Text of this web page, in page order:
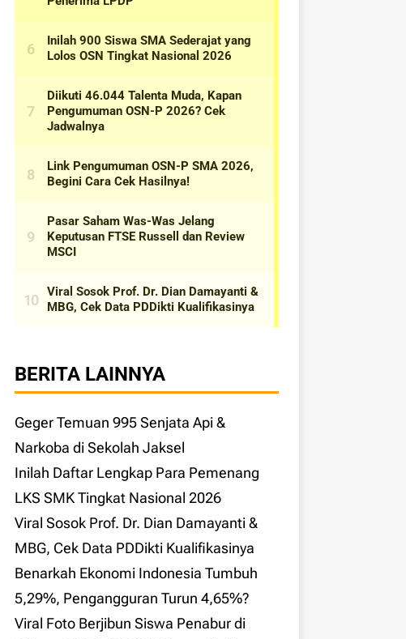
BERITA LAINNYA
Geger Temuan 995 Senjata Api &
Narkoba di Sekolah Jaksel
Inilah Daftar Lengkap Para Pemenang
LKS SMK Tingkat Nasional 2026
Viral Sosok Prof. Dr. Dian Damayanti &
MBG, Cek Data PDDikti Kualifikasinya
Benarkah Ekonomi Indonesia Tumbuh
5,29%, Pengangguran Turun 4,65%?
Viral Foto Berjibun Siswa Penabur di